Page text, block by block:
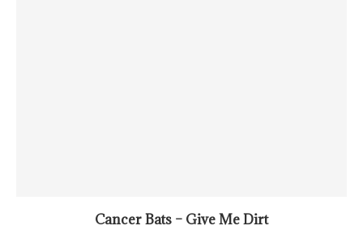
Cancer Bats – Give Me Dirt